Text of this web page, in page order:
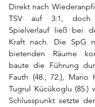
Direkt nach
TSV auf 3:1, doch
Spielverlauf ließ bei
Kraft nach. Die SpG
bietenden Räume
baute die Führung
Fauth (48., 72.), Mario
Tugrul Kücükoglu (85.)
Schlusspunkt setzte